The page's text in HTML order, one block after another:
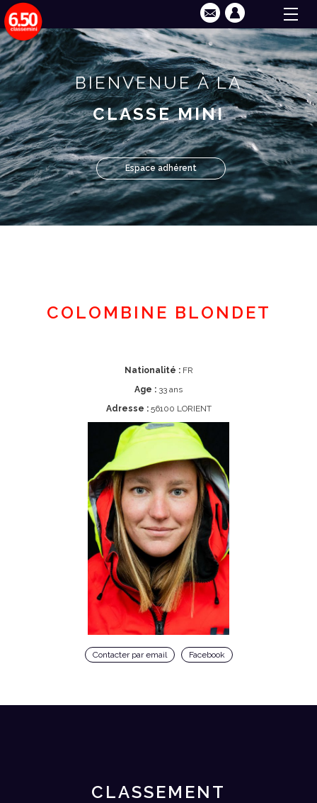
BIENVENUE À LA
CLASSE MINI
Espace adhérent
COLOMBINE BLONDET
Nationalité :FR
Age : 33 ans
Adresse :56100 LORIENT
Contacter par email Facebook
CLASSEMENT